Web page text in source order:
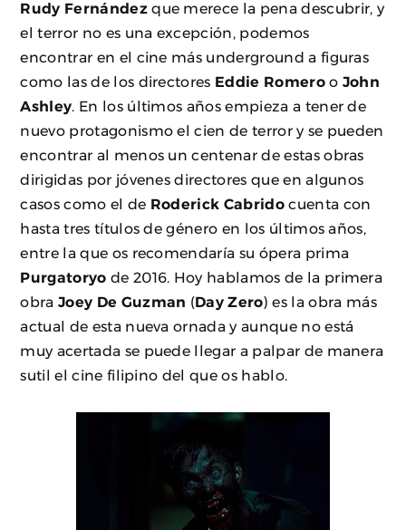
Rudy Fernándezque merece la pena descubrir, y
el terror no es una excepción, podemos
encontrar en el cine más underground a figuras
como las de los directores Eddie Romeroo John
Ashley. En los últimos años empieza a tener de
nuevo protagonismo el cien de terror y se pueden
encontrar al menos un centenar de estas obras
dirigidas por jóvenes directores que en algunos
casos como el de Roderick Cabridocuenta con
hasta tres títulos de género en los últimos años,
entre la que os recomendaría su ópera prima
Purgatoryo de 2016. Hoy hablamos de la primera
obraJoey De Guzman (Day Zero) es la obra más
actual de esta nueva ornada y aunque no está
muy acertada se puede llegar a palpar de manera
sutil el cine filipino del que os hablo.